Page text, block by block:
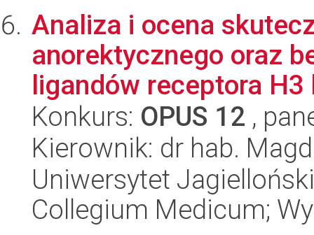
Analiza i ocena
anorektycznego oraz
ligandów receptora
Konkurs: OPUS 12 ,
Kierownik: dr hab.
Uniwersytet
Collegium Medicum;